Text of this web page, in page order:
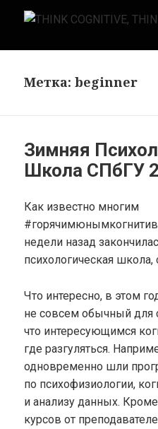
THINK
Метка:beginner
Зимняя
Школа СПбГУ
Как известно многим
недели назад
психологическая
Что интересно, в этом
не совсем обычный для
что интересующимся
где разгуляться.
одновременно шли
по психофизиологии,
и анализу данных.
курсов от